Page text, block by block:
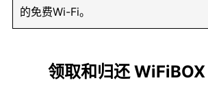
的免费Wi-Fi。
领取和归还